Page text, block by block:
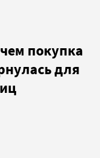
покупка
для